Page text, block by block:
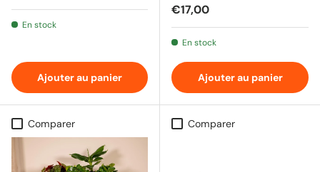
En stock
Ajouter au panier
Prix habituel
€17,00
En stock
Ajouter au panier
Comparer Comparer